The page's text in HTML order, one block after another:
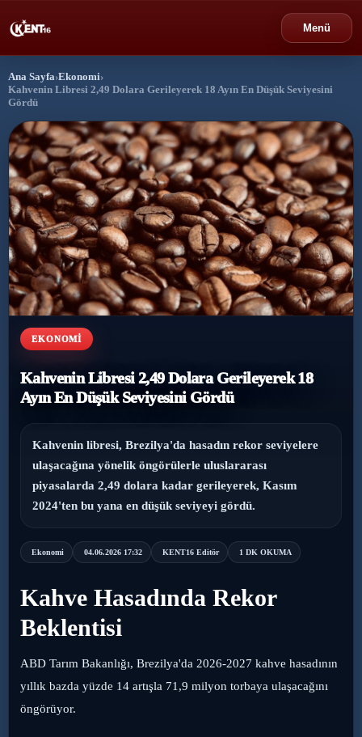
Menü
Bursa
Gündem ›
Politika ›
Spor ›
Ekonomi ›
Eğitim ›
Dünya
Magazin
Yaşam
Ana Sayfa›Ekonomi›
Kahvenin Libresi 2,49 Dolara Gerileyerek 18 Ayın En Düşük Seviyesini
Gördü
EKONOMI
Kahvenin Libresi 2,49 Dolara Gerileyerek 18
Ayın En Düşük Seviyesini Gördü
Kahvenin libresi, Brezilya'da hasadın rekor seviyelere
ulaşacağına yönelik öngörülerle uluslararası
piyasalarda 2,49 dolara kadar gerileyerek, Kasım
2024'ten bu yana en düşük seviyeyi gördü.
Ekonomi 04.06.2026 17:32 KENT16 Editör 1 DK OKUMA
Kahve Hasadında Rekor
Beklentisi
ABD Tarım Bakanlığı, Brezilya'da 2026-2027 kahve hasadının
yıllık bazda yüzde 14 artışla 71,9 milyon torbaya ulaşacağını
öngörüyor.